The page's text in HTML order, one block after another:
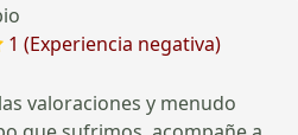
1 (Experiencia negativa)
valoraciones y menudo